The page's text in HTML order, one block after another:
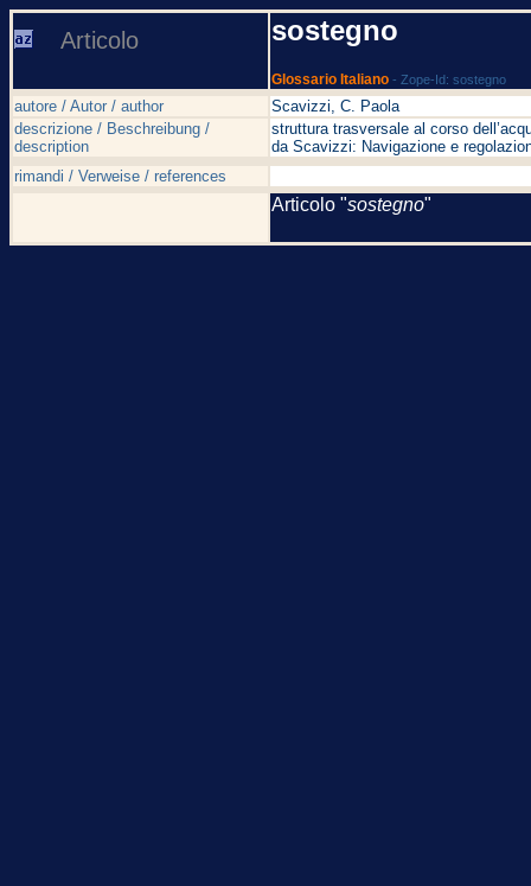
Articolo sostegno
Glossario Italiano - Zope-Id: sostegno
autore / Autor / author
Scavizzi, C. Paola
descrizione / Beschreibung /
description
struttura trasversale al corso
da Scavizzi: Navigazione e
rimandi / Verweise / references
Articolo "sostegno"